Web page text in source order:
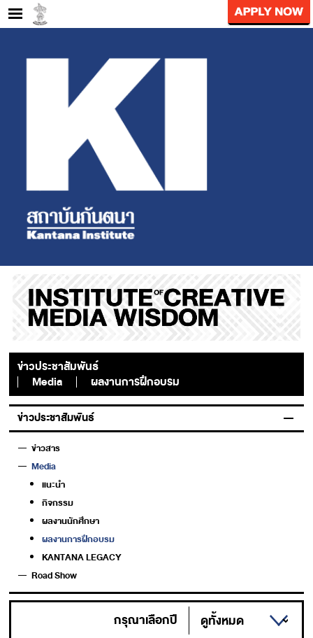
ข่าวประชาสัมพันธ์
Media
ผลงานการฝึกอบรม
ข่าวประชาสัมพันธ์
ข่าวสาร
Media
แนะนำ
กิจกรรม
ผลงานนักศึกษา
ผลงานการฝึกอบรม
KANTANA LEGACY
Road Show
กรุณาเลือกปี